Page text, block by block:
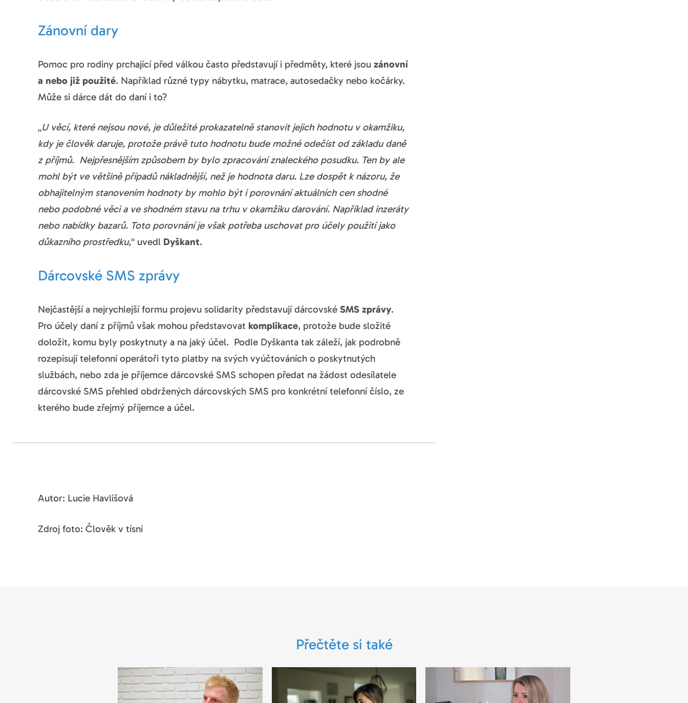
Zánovní dary
Pomoc pro rodiny prchající před válkou často představují i předměty, které jsouzánovní
a nebo již použité. Například různé typy nábytku, matrace, autosedačky nebo kočárky.
Může si dárce dát do daní i to?
„U věcí, které nejsou nové, je důležité prokazatelně stanovit jejich hodnotu v okamžiku,
kdy je člověk daruje, protože právě tuto hodnotu bude možné odečíst od základu daně
z příjmů. Nejpřesnějším způsobem by bylo zpracování znaleckého posudku. Ten by ale
mohl být ve většině případů nákladnější, než je hodnota daru. Lze dospět k názoru, že
obhajitelným stanovením hodnoty by mohlo být i porovnání aktuálních cen shodné
nebo podobné věci a ve shodném stavu na trhu v okamžiku darování. Například inzeráty
nebo nabídky bazarů. Toto porovnání je však potřeba uschovat pro účely použití jako
důkazního prostředku,“ uvedl Dyškant.
Dárcovské SMS zprávy
Nejčastější a nejrychlejší formu projevu solidarity představují dárcovskéSMS zprávy.
Pro účely daní z příjmů však mohou představovat komplikace, protože bude složité
doložit, komu byly poskytnuty a na jaký účel. Podle Dyškanta tak záleží, jak podrobně
rozepisují telefonní operátoři tyto platby na svých vyúčtováních o poskytnutých
službách, nebo zda je příjemce dárcovské SMS schopen předat na žádost odesílatele
dárcovské SMS přehled obdržených dárcovských SMS pro konkrétní telefonní číslo, ze
kterého bude zřejmý příjemce a účel.
Autor: Lucie Havlišová
Zdroj foto: Člověk v tísni
Přečtěte si také